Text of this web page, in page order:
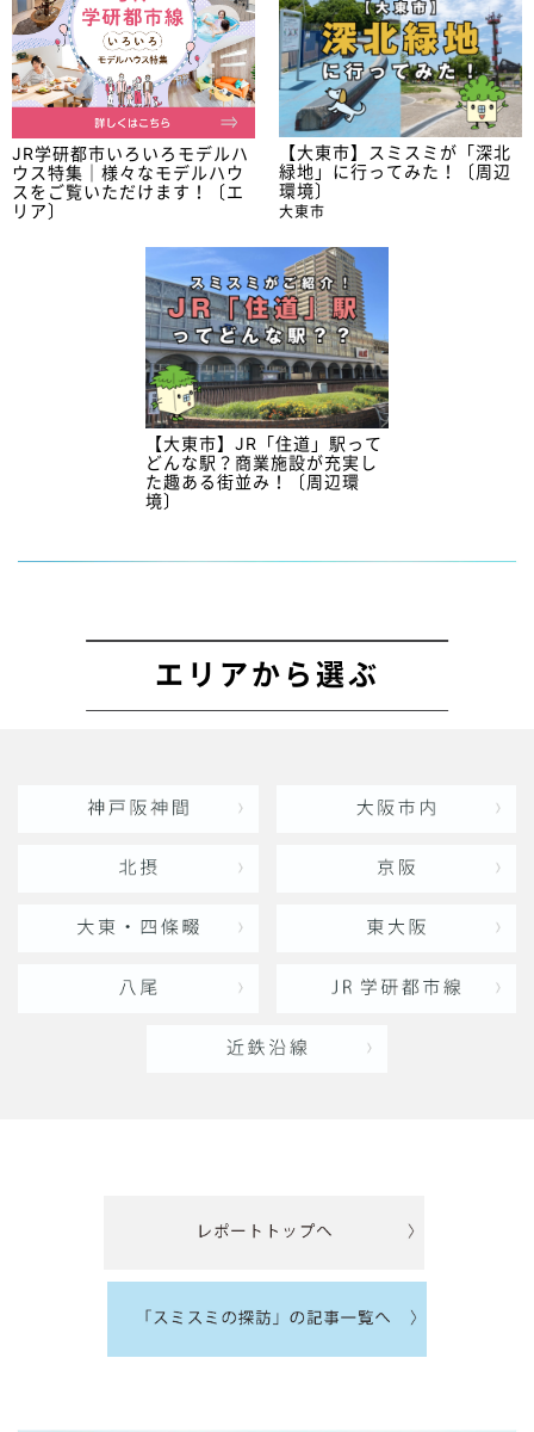
JR学研都市いろいろモデルハ
ウス特集｜様々なモデルハウ
スをご覧いただけます！〔エ
リア〕
【大東市】スミスミが「深北
緑地」に行ってみた！〔周辺
環境〕
大東市
【大東市】JR「住道」駅って
どんな駅？商業施設が充実し
た趣ある街並み！〔周辺環
境〕
エリアから選ぶ